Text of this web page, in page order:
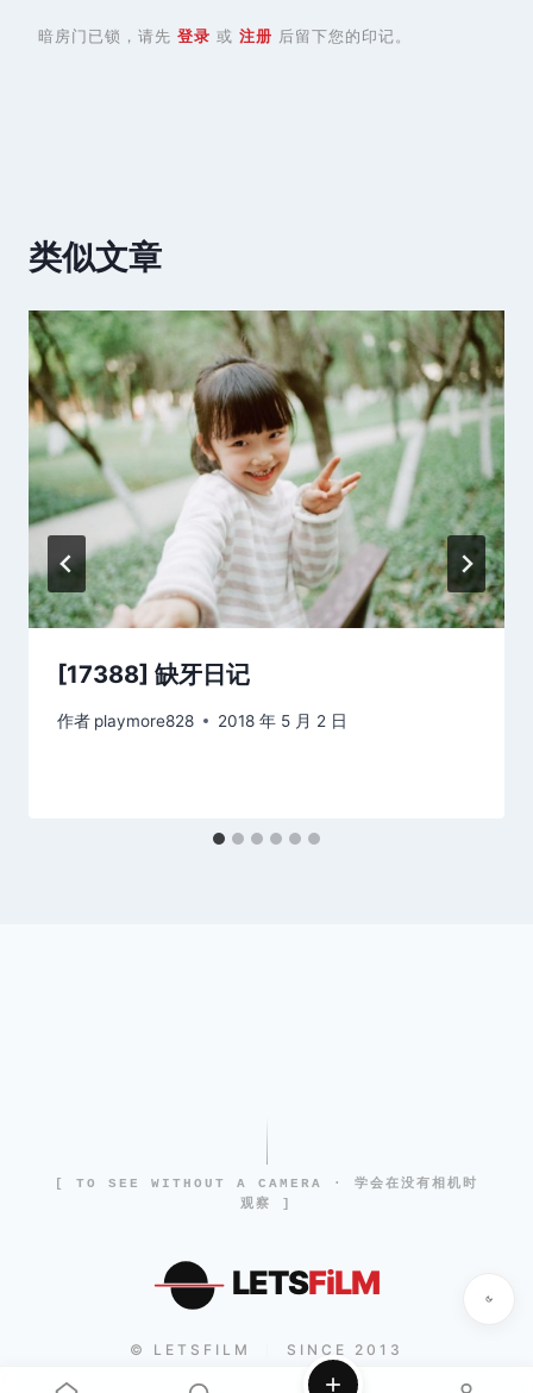
暗房门已锁，请先 登录 或 注册 后留下您的印记。
类似文章
[17388] 缺牙日记
作者 playmore828 2018 年 5 月 2 日
[ TO SEE WITHOUT A CAMERA · 学会在没有相机时
观察 ]
LETSFiLM
© LETSFILM SINCE 2013